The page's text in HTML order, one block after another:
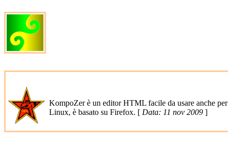
KompoZer è un editor HTML facile da usare anche
Linux, è basato su Firefox. [ Data: 11 nov 2009 ]